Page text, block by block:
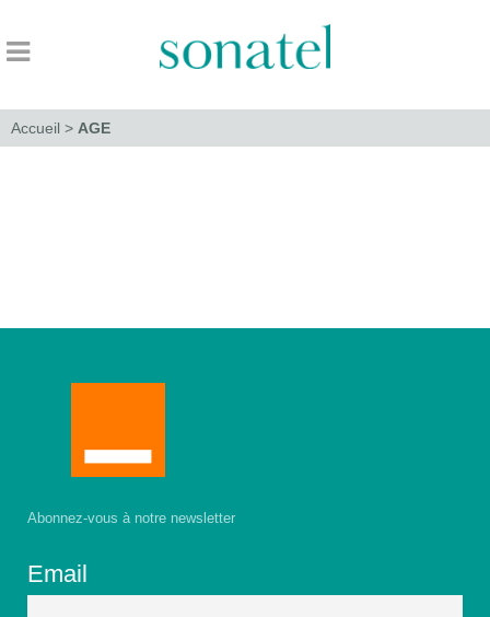
Accueil > AGE
Abonnez-vous à notre newsletter
Email